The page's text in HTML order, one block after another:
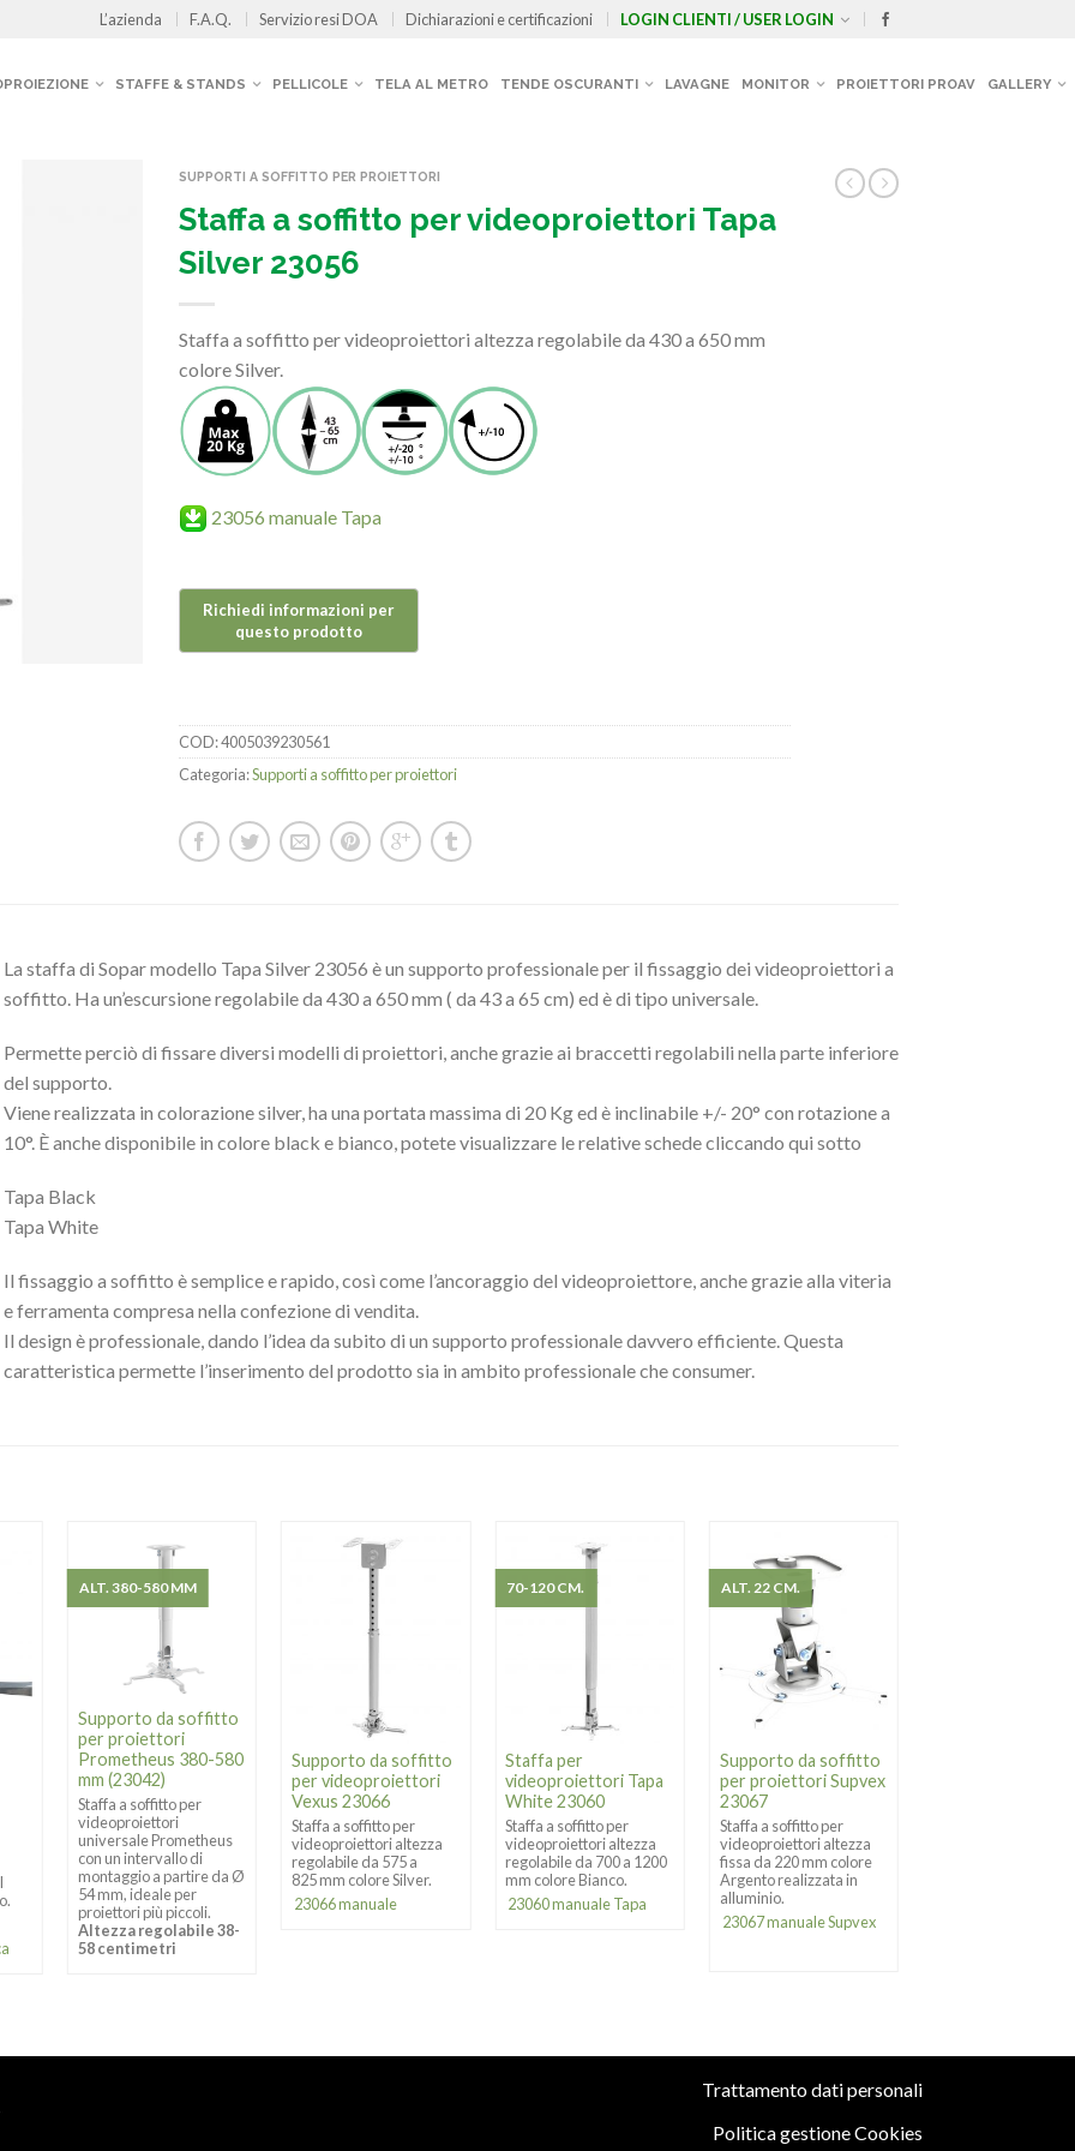
L’azienda F.A.Q. Servizio resi DOA Dichiarazioni e certificazioni LOGIN CLIENTI / USER LOGIN
STAFFE & STANDS PELLICOLE TELA AL METRO TENDE OSCURANTI LAVAGNE MONITOR PROIETTORI PROAV GALLERY
SUPPORTI A SOFFITTO PER PROIETTORI
Staffa a soffitto per videoproiettori Tapa
Silver 23056
Staffa a soffitto per videoproiettori altezza regolabile da 430 a 650 mm
colore Silver.
23056 manuale Tapa
COD:4005039230561
Categoria:Supporti a soffitto per proiettori
La staffa di Sopar modello Tapa Silver 23056 è un supporto professionale per il fissaggio dei videoproiettori a
soffitto. Ha un’escursione regolabile da 430 a 650 mm ( da 43 a 65 cm) ed è di tipo universale.
Permette perciò di fissare diversi modelli di proiettori, anche grazie ai braccetti regolabili nella parte inferiore
del supporto.
Viene realizzata in colorazione silver, ha una portata massima di 20 Kg ed è inclinabile +/- 20° con rotazione a
10°. È anche disponibile in colore black e bianco, potete visualizzare le relative schede cliccando qui sotto
Tapa Black
Tapa White
Il fissaggio a soffitto è semplice e rapido, così come l’ancoraggio del videoproiettore, anche grazie alla viteria
e ferramenta compresa nella confezione di vendita.
Il design è professionale, dando l’idea da subito di un supporto professionale davvero efficiente. Questa
caratteristica permette l’inserimento del prodotto sia in ambito professionale che consumer.
Supporto da soffitto
per proiettori
Prometheus 380-580
mm (23042)
Staffa a soffitto per
videoproiettori
universale Prometheus
con un intervallo di
montaggio a partire da Ø
54 mm, ideale per
proiettori più piccoli.
Altezza regolabile 38-
58 centimetri
ALT. 380-580 MM
Supporto da soffitto
per videoproiettori
Vexus 23066
Staffa a soffitto per
videoproiettori altezza
regolabile da 575 a
825 mm colore Silver.
23066 manuale
Staffa per
videoproiettori Tapa
White 23060
Staffa a soffitto per
videoproiettori altezza
regolabile da 700 a 1200
mm colore Bianco.
23060 manuale Tapa
70-120 CM.
Supporto da soffitto
per proiettori Supvex
23067
Staffa a soffitto per
videoproiettori altezza
fissa da 220 mm colore
Argento realizzata in
alluminio.
23067 manuale Supvex
ALT. 22 CM.
Trattamento dati personali
Politica gestione Cookies